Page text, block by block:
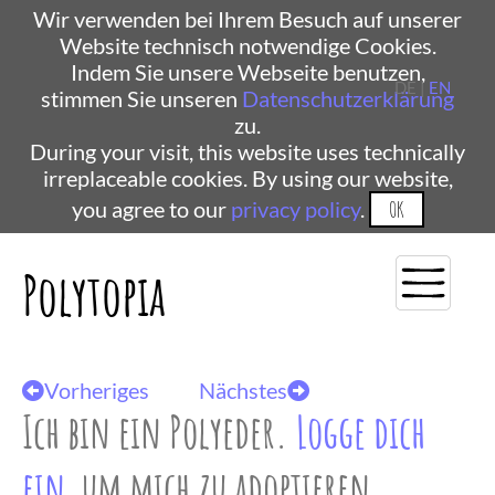
Wir verwenden bei Ihrem Besuch auf unserer
Website technisch notwendige Cookies.
Indem Sie unsere Webseite benutzen,
stimmen Sie unseren Datenschutzerklärung
zu.
During your visit, this website uses technically
irreplaceable cookies. By using our website,
you agree to our privacy policy. OK
Polytopia
DE | EN
Vorheriges Nächstes
Ich bin ein Polyeder. Logge dich